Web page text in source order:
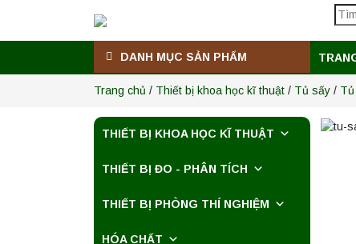
DANH MỤC SẢN PHẨM
THIẾT BỊ KHOA HỌC KĨ THUẬT
THIẾT BỊ ĐO - PHÂN TÍCH
THIẾT BỊ PHÒNG THÍ NGHIỆM
HÓA CHẤT
Trang chủ / Thiết bị khoa học kĩ thuật / Tủ sấy /